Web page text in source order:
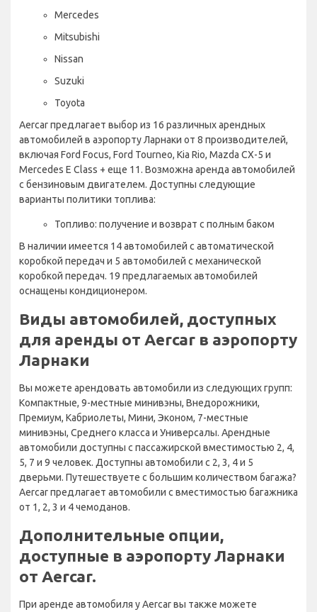
Mercedes
Mitsubishi
Nissan
Suzuki
Toyota
Aercar предлагает выбор из 16 различных арендных
автомобилей в аэропорту Ларнаки от 8 производителей,
включая Ford Focus, Ford Tourneo, Kia Rio, Mazda CX-5 и
Mercedes E Class + еще 11. Возможна аренда автомобилей
с бензиновым двигателем. Доступны следующие
варианты политики топлива:
Топливо: получение и возврат с полным баком
В наличии имеется 14 автомобилей с автоматической
коробкой передач и 5 автомобилей с механической
коробкой передач. 19 предлагаемых автомобилей
оснащены кондиционером.
Виды автомобилей, доступных
для аренды от Aercar в аэропорту
Ларнаки
Вы можете арендовать автомобили из следующих групп:
Компактные, 9-местные минивэны, Внедорожники,
Премиум, Кабриолеты, Мини, Эконом, 7-местные
минивэны, Среднего класса и Универсалы. Арендные
автомобили доступны с пассажирской вместимостью 2, 4,
5, 7 и 9 человек. Доступны автомобили с 2, 3, 4 и 5
дверьми. Путешествуете с большим количеством багажа?
Aercar предлагает автомобили с вместимостью багажника
от 1, 2, 3 и 4 чемоданов.
Дополнительные опции,
доступные в аэропорту Ларнаки
от Aercar.
При аренде автомобиля у Aercar вы также можете